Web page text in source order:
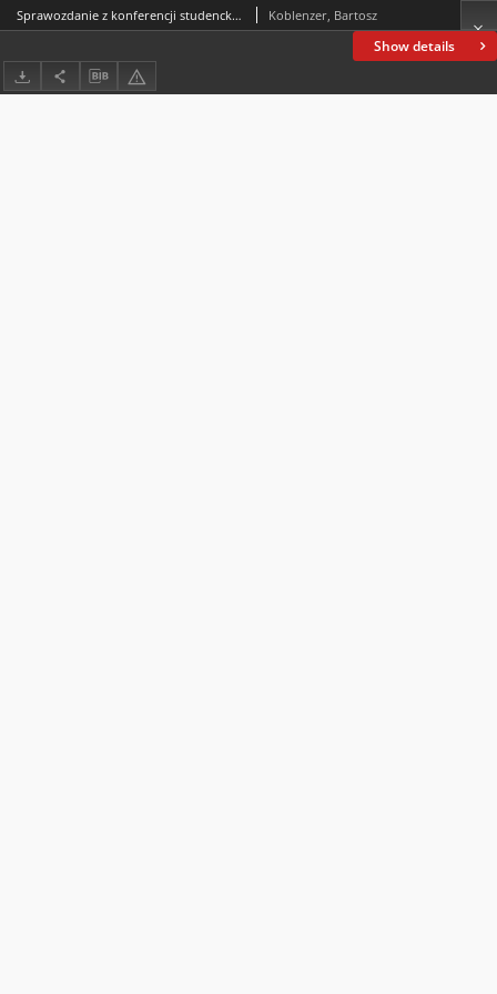
Show details
Sprawozdanie z konferencji studenckich 2020 roku: III Ogólnopolskiej studencko-doktoranckiej konferencji naukowej „Kobieta na przestrzeni dziejów” (23 kwietnia 2020 r.) XVII Ogólnopolskiej konferencji studencko-doktoranckiej „Człowiek a historia” (21-22 maja 2020 r.) Koblenzer, Bartosz